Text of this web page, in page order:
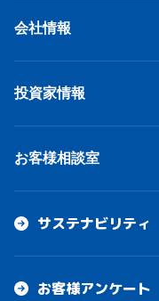
会社情報
投資家情報
お客様相談室
サステナビリティ
お客様アンケート